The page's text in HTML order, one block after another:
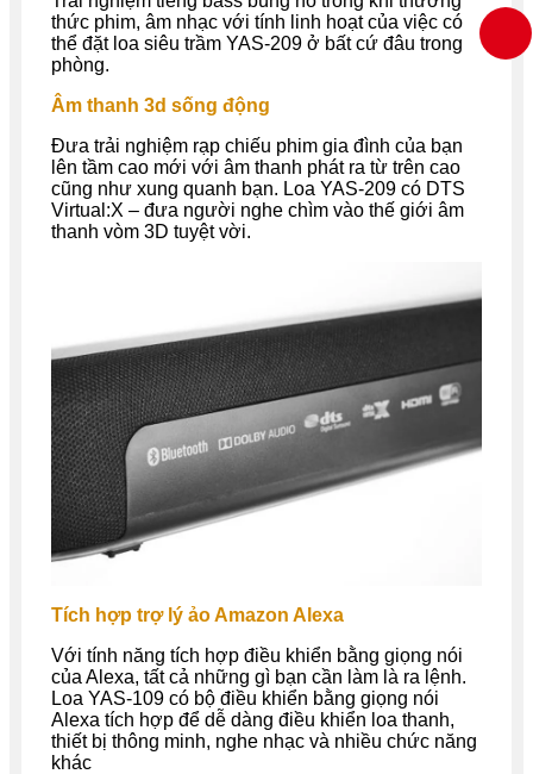
thức phim, âm nhạc với tính linh hoạt của việc có
thể đặt loa siêu trầm YAS-209 ở bất cứ đâu trong
phòng.
Âm thanh 3d sống động
Đưa trải nghiệm rạp chiếu phim gia đình của bạn
lên tầm cao mới với âm thanh phát ra từ trên cao
cũng như xung quanh bạn. Loa YAS-209 có DTS
Virtual:X – đưa người nghe chìm vào thế giới âm
thanh vòm 3D tuyệt vời.
Tích hợp trợ lý ảo Amazon Alexa
Với tính năng tích hợp điều khiển bằng giọng nói
của Alexa, tất cả những gì bạn cần làm là ra lệnh.
Loa YAS-109 có bộ điều khiển bằng giọng nói
Alexa tích hợp để dễ dàng điều khiển loa thanh,
thiết bị thông minh, nghe nhạc và nhiều chức năng
khác